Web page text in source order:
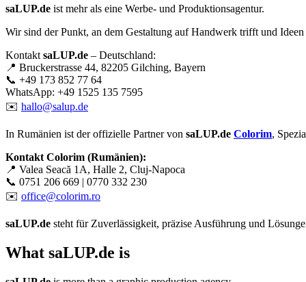
saLUP.de ist mehr als eine Werbe- und Produktionsagentur.
Wir sind der Punkt, an dem Gestaltung auf Handwerk trifft und
Kontakt saLUP.de – Deutschland:
📍 Bruckerstrasse 44, 82205 Gilching, Bayern
📞 +49 173 852 77 64
WhatsApp: +49 1525 135 7595
✉️ hallo@salup.de
In Rumänien ist der offizielle Partner von saLUP.de Colorim,
Kontakt Colorim (Rumänien):
📍 Valea Seacă 1A, Halle 2, Cluj-Napoca
📞 0751 206 669 | 0770 332 230
✉️ office@colorim.ro
saLUP.de steht für Zuverlässigkeit, präzise Ausführung und
What saLUP.de is